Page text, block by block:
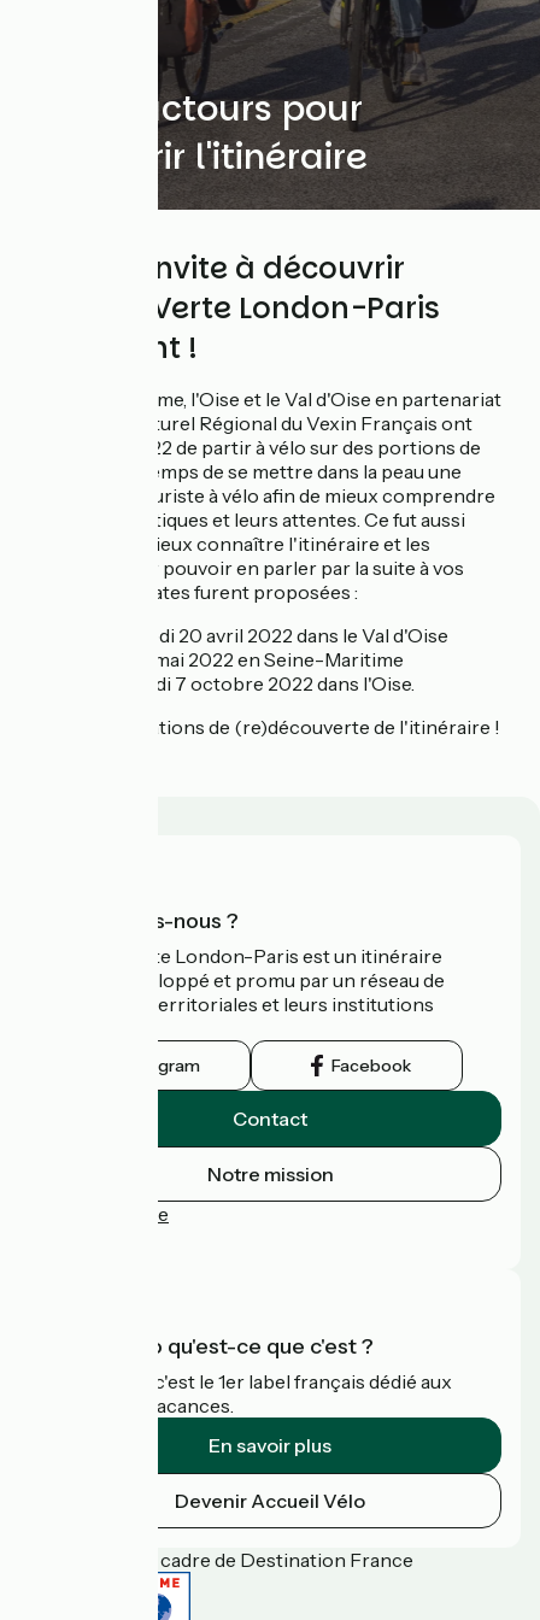
Des éductours pour
découvrir l'itinéraire
On vous invite à découvrir
l'Avenue Verte London-Paris
autrement !
La Seine-Maritime, l'Oise et le Val d'Oise en partenariat
avec le Parc Naturel Régional du Vexin Français ont
proposé en 2022 de partir à vélo sur des portions de
l'itinéraire. Le temps de se mettre dans la peau une
journée d'un touriste à vélo afin de mieux comprendre
leurs problématiques et leurs attentes. Ce fut aussi
l'occasion de mieux connaître l'itinéraire et les
territoires pour pouvoir en parler par la suite à vos
clients ! Trois dates furent proposées :
Le mercredi 20 avril 2022 dans le Val d'Oise
Le jeudi 5 mai 2022 en Seine-Maritime
Le vendredi 7 octobre 2022 dans l'Oise.
De belles opérations de (re)découverte de l'itinéraire !
Qui sommes-nous ?
L’Avenue Verte London-Paris est un itinéraire
cyclable développé et promu par un réseau de
collectivités territoriales et leurs institutions
Instagram Facebook
Contact
Notre mission
Espace Presse
Accueil Vélo qu'est-ce que c'est ?
Accueil Vélo c'est le 1er label français dédié aux
cyclistes en vacances.
En savoir plus
Devenir Accueil Vélo
Financé dans le cadre de Destination France